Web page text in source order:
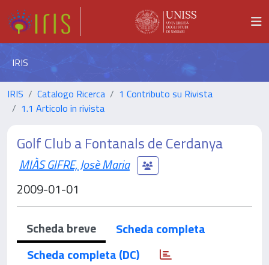
IRIS
IRIS Catalogo Ricerca
1 Contributo su Rivista
1.1 Articolo in rivista
Golf Club a Fontanals de Cerdanya
MIÀS GIFRE, Josè Maria
2009-01-01
Scheda breve
Scheda completa
Scheda completa (DC)